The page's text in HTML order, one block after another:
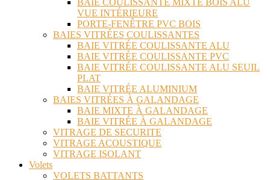
BAIE COULISSANTE MIXTE BOIS ALU
VUE INTÉRIEURE
PORTE-FENÊTRE PVC BOIS
BAIES VITRÉES COULISSANTES
BAIE VITRÉE COULISSANTE ALU
BAIE VITRÉE COULISSANTE PVC
BAIE VITRÉE COULISSANTE ALU SEUIL
PLAT
BAIE VITRÉE ALUMINIUM
BAIES VITRÉES À GALANDAGE
BAIE MIXTE À GALANDAGE
BAIE VITRÉE À GALANDAGE
VITRAGE DE SECURITE
VITRAGE ACOUSTIQUE
VITRAGE ISOLANT
Volets
VOLETS BATTANTS